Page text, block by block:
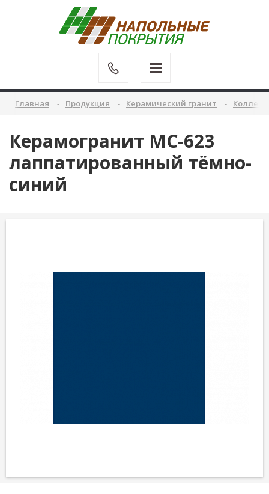
Главная Продукция Керамический гранит
Керамогранит MC-623
лаппатированный тёмно-
синий